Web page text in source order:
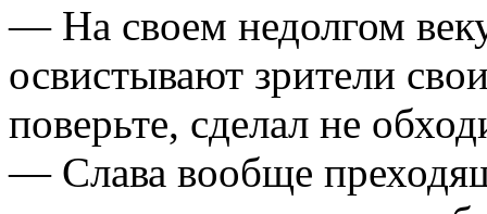
— На своем недолгом
освистывают зрители
поверьте, сделал не
— Слава вообще